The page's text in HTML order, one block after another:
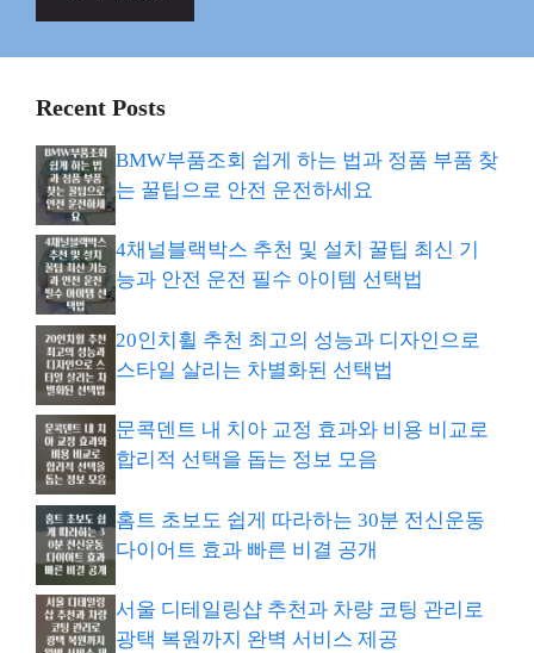
Recent Posts
BMW부품조회 쉽게 하는 법과 정품 부품 찾
는 꿀팁으로 안전 운전하세요
4채널블랙박스 추천 및 설치 꿀팁 최신 기
능과 안전 운전 필수 아이템 선택법
20인치휠 추천 최고의 성능과 디자인으로
스타일 살리는 차별화된 선택법
문콕덴트 내 치아 교정 효과와 비용 비교로
합리적 선택을 돕는 정보 모음
홈트 초보도 쉽게 따라하는 30분 전신운동
다이어트 효과 빠른 비결 공개
서울 디테일링샵 추천과 차량 코팅 관리로
광택 복원까지 완벽 서비스 제공